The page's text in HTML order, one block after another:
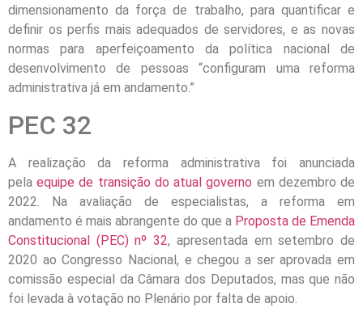
dimensionamento da força de trabalho, para quantificar e
definir os perfis mais adequados de servidores, e as novas
normas para aperfeiçoamento da política nacional de
desenvolvimento de pessoas “configuram uma reforma
administrativa já em andamento.”
PEC 32
A realização da reforma administrativa foi anunciada
pelaequipe de transição do atual governo em dezembro de
2022. Na avaliação de especialistas, a reforma em
andamento é mais abrangente do que a Proposta de Emenda
Constitucional (PEC) nº 32, apresentada em setembro de
2020 ao Congresso Nacional, e chegou a ser aprovada em
comissão especial da Câmara dos Deputados, mas que não
foi levada à votação no Plenário por falta de apoio.